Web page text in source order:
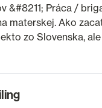
&#8211; Práca /
materskej. Ako
zo Slovenska,